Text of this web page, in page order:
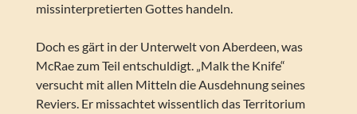
missinterpretierten Gottes handeln.
Doch es gärt in der Unterwelt von Aberdeen, was
McRae zum Teil entschuldigt. „Malk the Knife“
versucht mit allen Mitteln die Ausdehnung seines
Reviers. Er missachtet wissentlich das Territorium